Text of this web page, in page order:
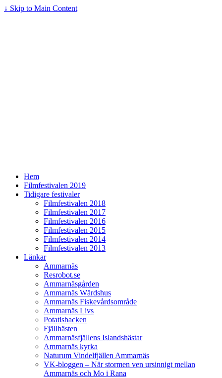
↓ Skip to Main Content
Hem
Filmfestivalen 2019
Tidigare festivaler
Filmfestivalen 2018
Filmfestivalen 2017
Filmfestivalen 2016
Filmfestivalen 2015
Filmfestivalen 2014
Filmfestivalen 2013
Länkar
Ammarnäs
Resrobot.se
Ammarnäsgården
Ammarnäs Wärdshus
Ammarnäs Fiskevårdsområde
Ammarnäs Livs
Potatisbacken
Fjällhästen
Ammarnäsfjällens Islandshästar
Ammarnäs kyrka
Naturum Vindelfjällen Ammarnäs
VK-bloggen – När stormen ven ursinnigt mellan
Ammarnäs och Mo i Rana